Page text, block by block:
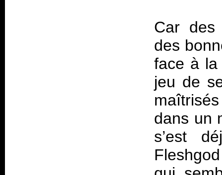
Car des
des
face à la
jeu de
dans un
s’est